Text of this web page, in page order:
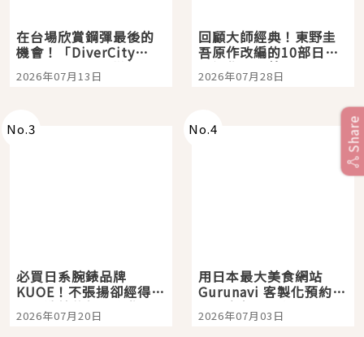
在台場欣賞鋼彈最後的
機會！「DiverCity
Tokyo Plaza」搭船、
購物、美食及夜景，一
2026年07月13日
回顧大師經典！東野圭
吾原作改編的10部日本
影視作品推薦
2026年07月28日
No.3
必買日系腕錶品牌
KUOE！不張揚卻經得起
時間洗鍊的經典之作五
選
2026年07月20日
No.4
用日本最大美食網站
Gurunavi 客製化預約九
大都市餐廳，打造專屬
美食體驗！
2026年07月03日
Share